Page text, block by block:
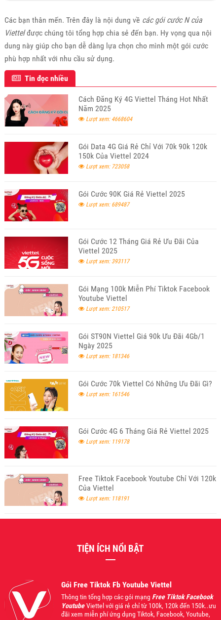
Các bạn thân mến. Trên đây là nội dung về các gói cước N của
Viettelđược chúng tôi tổng hợp chia sẻ đến bạn. Hy vọng qua nội
dung này giúp cho bạn dễ dàng lựa chọn cho mình một gói cước
phù hợp nhất với nhu cầu sử dụng.
Tin đọc nhiều
Cách Đăng Ký 4G Viettel Tháng Hot Nhất
Năm 2025
Lượt xem: 4668604
Gói Data 4G Giá Rẻ Chỉ Với 70k 90k 120k
150k Của Viettel 2024
Lượt xem: 723058
Gói Cước 90K Giá Rẻ Viettel 2025
Lượt xem: 689487
Gói Cước 12 Tháng Giá Rẻ Ưu Đãi Của
Viettel 2025
Lượt xem: 393117
Gói Mạng 100k Miễn Phí Tiktok Facebook
Youtube Viettel
Lượt xem: 210517
Gói ST90N Viettel Giá 90k Ưu Đãi 4Gb/1
Ngày 2025
Lượt xem: 181346
Gói Cước 70k Viettel Có Những Ưu Đãi Gì?
Lượt xem: 161546
Gói Cước 4G 6 Tháng Giá Rẻ Viettel 2025
Lượt xem: 119178
Free Tiktok Facebook Youtube Chỉ Với 120k
Của Viettel
Lượt xem: 118191
TIỆN ÍCH NỔI BẬT
Gói Free Tiktok Fb Youtube Viettel
Thông tin tổng hợp các gói mạng Free Tiktok Facebook
Youtube Viettel với giá rẻ chỉ từ 100k, 120k đến 150k..ưu
đãi xem miễn phí ứng dụng Tiktok, Facebook, Youtube,